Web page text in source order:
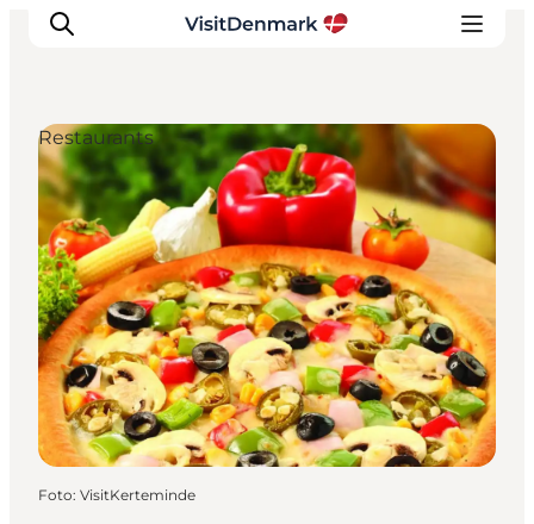
Inspiration
Resmål
Aktiviteter
Övernatta
Planera resan
Restaurants
Foto: VisitKerteminde